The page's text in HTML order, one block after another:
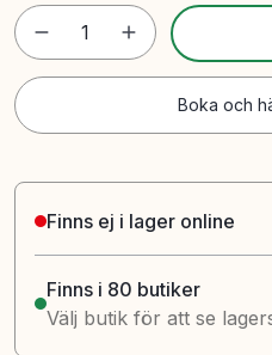
1
Boka och
Finns ej i lager online
Finns i 80 butiker
Välj butik för att se